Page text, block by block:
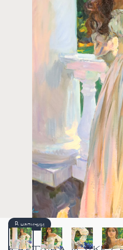
В наличии